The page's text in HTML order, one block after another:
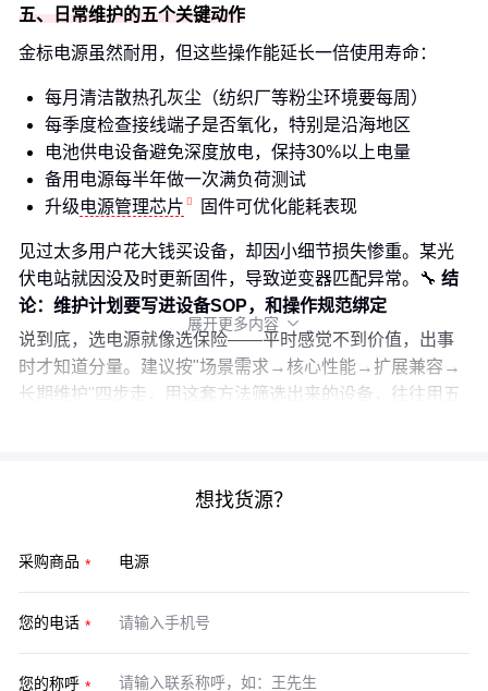
五、日常维护的五个关键动作
金标电源虽然耐用，但这些操作能延长一倍使用寿命：
每月清洁散热孔灰尘（纺织厂等粉尘环境要每周）
每季度检查接线端子是否氧化，特别是沿海地区
电池供电设备避免深度放电，保持30%以上电量
备用电源每半年做一次满负荷测试
升级电源管理芯片 固件可优化能耗表现
见过太多用户花大钱买设备，却因小细节损失惨重。某光
伏电站就因没及时更新固件，导致逆变器匹配异常。🔧 结
论：维护计划要写进设备SOP，和操作规范绑定
说到底，选电源就像选保险——平时感觉不到价值，出事
时才知道分量。建议按"场景需求→核心性能→扩展兼容→
长期维护"四步走，用这套方法筛选出来的设备，往往用五
展开更多内容 
想找货源？
采购商品
您的电话
您的称呼